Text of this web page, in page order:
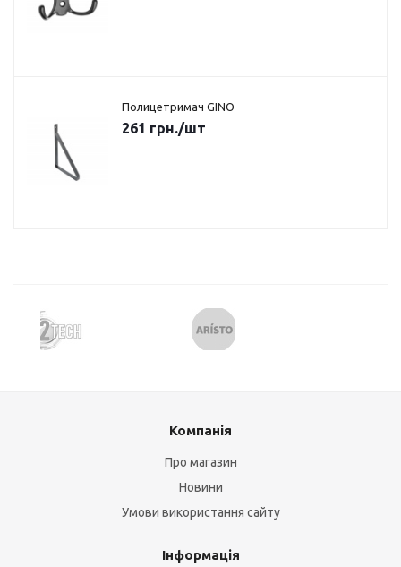
Полицетримач GINO
261 грн./шт
Компанія
Про магазин
Новини
Умови використання сайту
Інформація